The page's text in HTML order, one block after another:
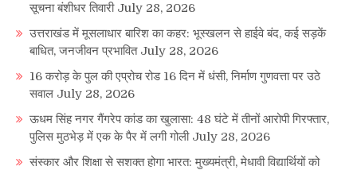
सूचना बंशीधर तिवारी July 28, 2026
उत्तराखंड में मूसलाधार बारिश का कहर: भूस्खलन से हाईवे बंद, कई सड़कें
बाधित, जनजीवन प्रभावित July 28, 2026
16 करोड़ के पुल की एप्रोच रोड 16 दिन में धंसी, निर्माण गुणवत्ता पर उठे
सवाल July 28, 2026
ऊधम सिंह नगर गैंगरेप कांड का खुलासा: 48 घंटे में तीनों आरोपी गिरफ्तार,
पुलिस मुठभेड़ में एक के पैर में लगी गोली July 28, 2026
संस्कार और शिक्षा से सशक्त होगा भारत: मुख्यमंत्री, मेधावी विद्यार्थियों को